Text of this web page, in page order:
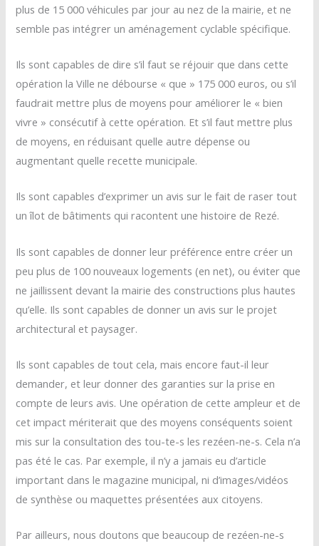
plus de 15 000 véhicules par jour au nez de la mairie, et ne
semble pas intégrer un aménagement cyclable spécifique.
Ils sont capables de dire s’il faut se réjouir que dans cette
opération la Ville ne débourse « que » 175 000 euros, ou s’il
faudrait mettre plus de moyens pour améliorer le « bien
vivre » consécutif à cette opération. Et s’il faut mettre plus
de moyens, en réduisant quelle autre dépense ou
augmentant quelle recette municipale.
Ils sont capables d’exprimer un avis sur le fait de raser tout
un îlot de bâtiments qui racontent une histoire de Rezé.
Ils sont capables de donner leur préférence entre créer un
peu plus de 100 nouveaux logements (en net), ou éviter que
ne jaillissent devant la mairie des constructions plus hautes
qu’elle. Ils sont capables de donner un avis sur le projet
architectural et paysager.
Ils sont capables de tout cela, mais encore faut-il leur
demander, et leur donner des garanties sur la prise en
compte de leurs avis. Une opération de cette ampleur et de
cet impact mériterait que des moyens conséquents soient
mis sur la consultation des tou-te-s les rezéen-ne-s. Cela n’a
pas été le cas. Par exemple, il n’y a jamais eu d’article
important dans le magazine municipal, ni d’images/vidéos
de synthèse ou maquettes présentées aux citoyens.
Par ailleurs, nous doutons que beaucoup de rezéen-ne-s